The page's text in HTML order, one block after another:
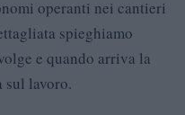
operanti nei cantieri
spieghiamo
e quando arriva la
sul lavoro.